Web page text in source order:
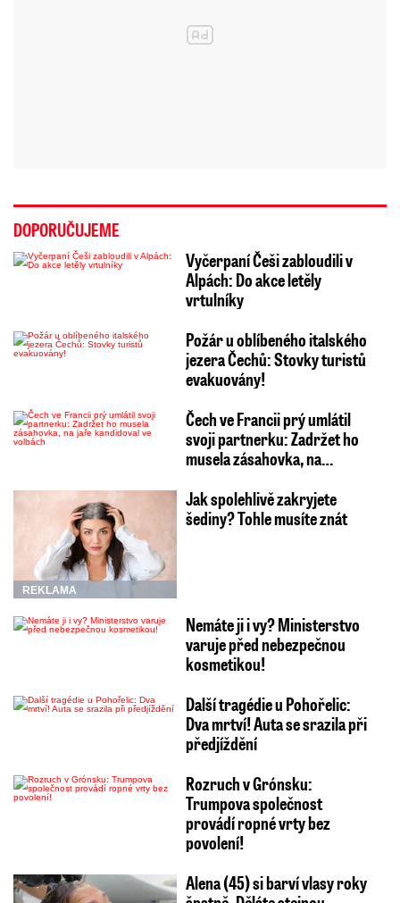
DOPORUČUJEME
Vyčerpaní Češi zabloudili v
Alpách: Do akce letěly
vrtulníky
Požár u oblíbeného italského
jezera Čechů: Stovky turistů
evakuovány!
Čech ve Francii prý umlátil
svoji partnerku: Zadržet ho
musela zásahovka, na…
REKLAMA
Jak spolehlivě zakryjete
šediny? Tohle musíte znát
Nemáte ji i vy? Ministerstvo
varuje před nebezpečnou
kosmetikou!
Další tragédie u Pohořelic:
Dva mrtví! Auta se srazila při
předjíždění
Rozruch v Grónsku:
Trumpova společnost
provádí ropné vrty bez
povolení!
Alena (45) si barví vlasy roky